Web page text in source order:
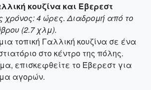
κουζίνα και Έβερεστ
χρόνος: 4 ώρες. Διαδρομή από το
(2.7 χλμ).
τοπική Γαλλική κουζίνα σε ένα
στο κέντρο της πόλης.
επισκεφθείτε το Έβερεστ για
αγορών.